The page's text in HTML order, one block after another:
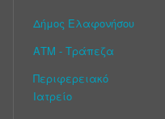
Δήμος Ελαφονήσου
ΑΤΜ - Τράπεζα
Περιφερειακό
Ιατρείο